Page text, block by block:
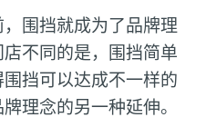
围挡就成为了品牌理
不同的是，围挡简单
挡可以达成不一样的
理念的另一种延伸。